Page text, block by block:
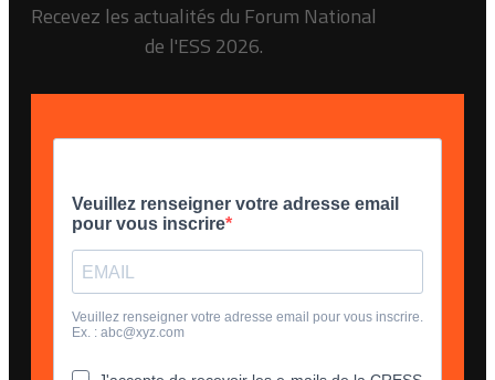
Recevez les actualités du Forum National
de l'ESS 2026.